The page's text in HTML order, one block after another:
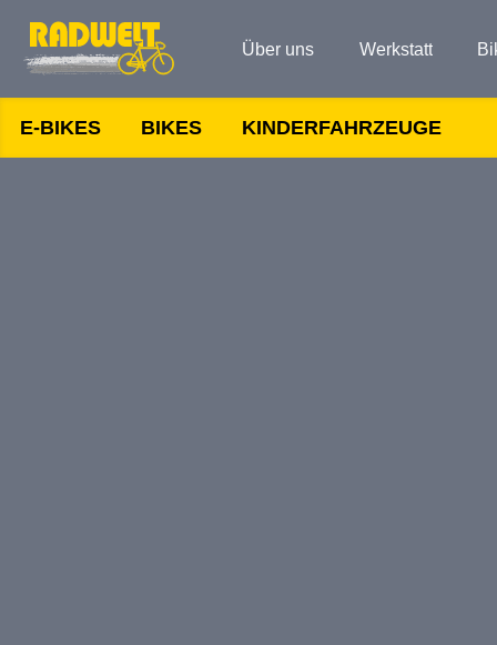
Über uns Werkstatt
E-BIKES BIKES KINDERFAHRZEUGE